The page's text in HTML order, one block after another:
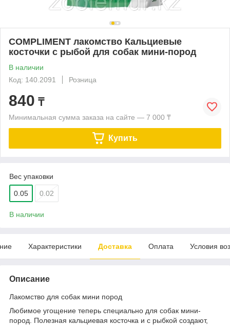
COMPLIMENT лакомство Кальциевые
косточки с рыбой для собак мини-пород
В наличии
Код: 140.2091
Розница
840 ₸
Минимальная сумма заказа на сайте — 7 000 ₸
Купить
Вес упаковки
0.05 0.02
В наличии
Характеристики Доставка Оплата Условия
Описание
Лакомство для собак мини пород
Любимое угощение теперь специально для собак мини-
пород. Полезная кальциевая косточка и с рыбкой создают,